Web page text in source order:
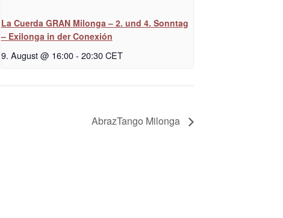
La Cuerda GRAN Milonga – 2. und 4. Sonntag
– Exilonga in der Conexión
9. August @ 16:00 - 20:30 CET
AbrazTango Milonga